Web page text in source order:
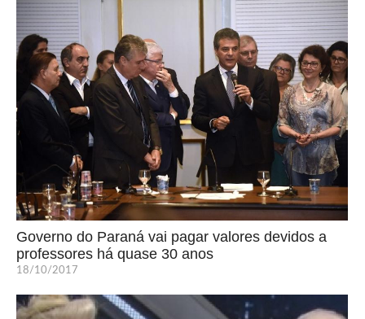
Governo do Paraná vai pagar valores devidos a
professores há quase 30 anos
18/10/2017